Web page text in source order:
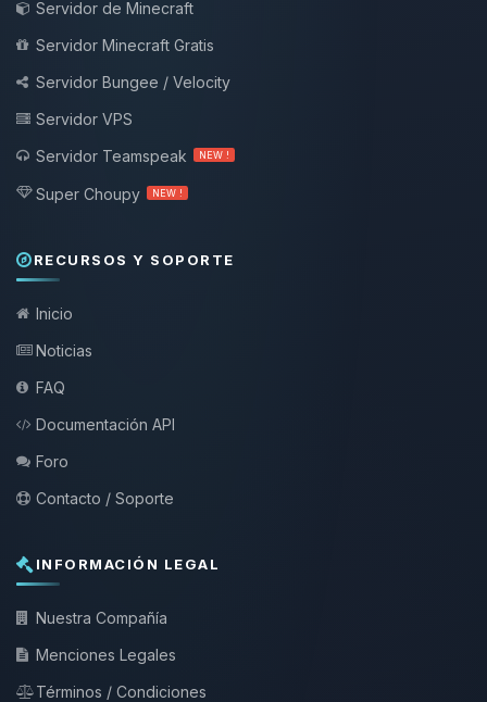
Servidor de Minecraft
Servidor Minecraft Gratis
Servidor Bungee / Velocity
Servidor VPS
Servidor Teamspeak
NEW !
Super Choupy NEW !
RECURSOS Y SOPORTE
Inicio
Noticias
FAQ
Documentación API
Foro
Contacto / Soporte
INFORMACIÓN LEGAL
Nuestra Compañía
Menciones Legales
Términos / Condiciones